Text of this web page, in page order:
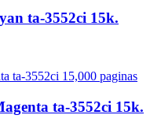
ta-3552ci 15k.
ta-3552ci 15k.